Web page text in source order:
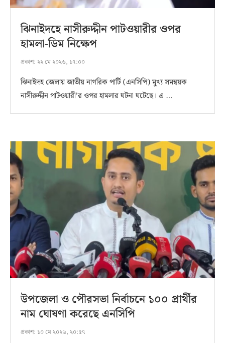
ঝিনাইদহে নাসীরুদ্দীন পাটওয়ারীর ওপর
হামলা-ডিম নিক্ষেপ
প্রকাশ: ২২ মে ২০২৬, ১৭:০০
ঝিনাইদহ জেলায় জাতীয় নাগরিক পার্টি (এনসিপি) মুখ্য সমন্বয়ক
নাসীরুদ্দীন পাটওয়ারী’র ওপর হামলার ঘটনা ঘটেছে। এ …
উপজেলা ও পৌরসভা নির্বাচনে ১০০ প্রার্থীর
নাম ঘোষণা করেছে এনসিপি
প্রকাশ: ১০ মে ২০২৬, ২০:৫৭